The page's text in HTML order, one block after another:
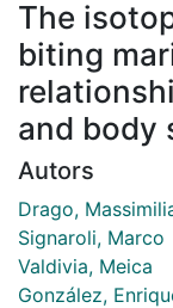
The
biting
and body
Autors
Drago,
Signaroli, Marco
Valdivia, Meica
González,